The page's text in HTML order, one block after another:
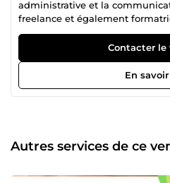
administrative et la
freelance et également
organisme de formation.
de 10 ans d'expériences
domaines je vous propose un
créatif. Au plaisir de travailler
Contacter le
En
Autres services de ce